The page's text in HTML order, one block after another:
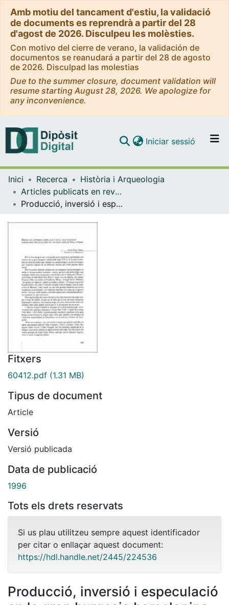
Amb motiu del tancament d'estiu, la validació
de documents es reprendrà a partir del 28
d'agost de 2026. Disculpeu les molèsties.
Con motivo del cierre de verano, la validación de
documentos se reanudará a partir del 28 de agosto
de 2026. Disculpad las molestias
Due to the summer closure, document validation will
resume starting August 28, 2026. We apologize for
any inconvenience.
Navega per tot el DD
Iniciar sessió (current)
Inici Recerca
Història i Arqueologia
Articles publicats en revistes (Història i Arqueologia)
Producció, inversió i especulació en la gran burgesia barcelonina del s. XIX. El cas dels germans Vidal i Nadal
Fitxers
60412.pdf (1.31 MB)
Tipus de document
Article
Versió
Versió publicada
Data de publicació
1996
Tots els drets reservats
Si us plau utilitzeu sempre aquest identificador
per citar o enllaçar aquest document:
https://hdl.handle.net/2445/224536
Producció, inversió i especulació